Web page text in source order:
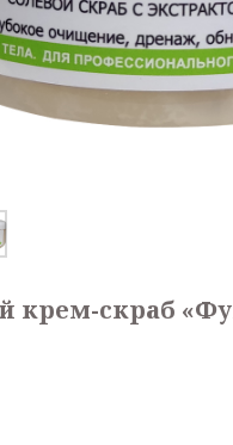
крем-скраб